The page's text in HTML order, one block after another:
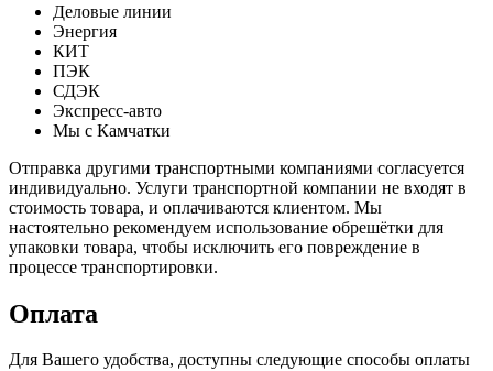
Деловые линии
Энергия
КИТ
ПЭК
СДЭК
Экспресс-авто
Мы с Камчатки
Отправка другими транспортными компаниями согласуется
индивидуально. Услуги транспортной компании не входят в
стоимость товара, и оплачиваются клиентом. Мы
настоятельно рекомендуем использование обрешётки для
упаковки товара, чтобы исключить его повреждение в
процессе транспортировки.
Оплата
Для Вашего удобства, доступны следующие способы оплаты